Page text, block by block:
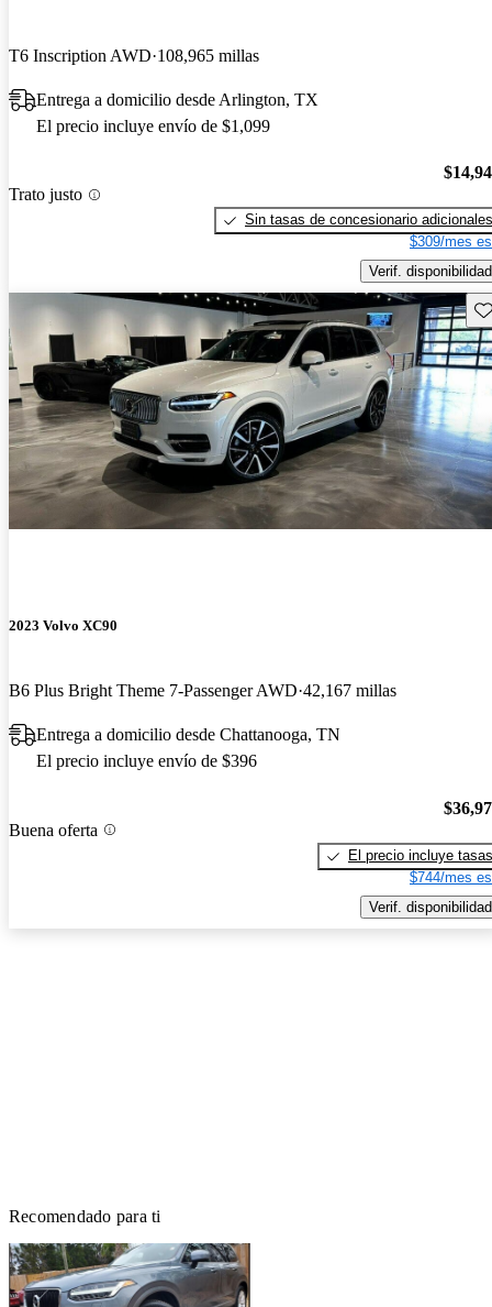
T6 Inscription AWD 108,965 millas
Entrega a domicilio desde Arlington, TX
El precio incluye envío de $1,099
Trato justo
Sin tasas de concesionario adicionales
$309/mes
Verif. disponibilidad
2023 Volvo XC90
B6 Plus Bright Theme 7-Passenger AWD 42,167 millas
Entrega a domicilio desde Chattanooga, TN
El precio incluye envío de $396
Buena oferta
El precio incluye tasas
$744/mes
Verif. disponibilidad
Recomendado para ti